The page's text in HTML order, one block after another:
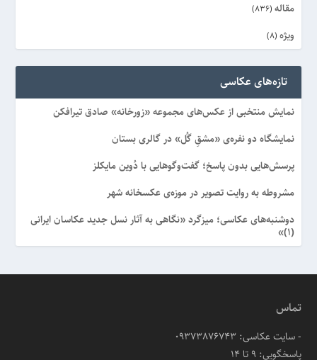
مقاله (836)
ویژه (8)
تازه‌های عکاسی
نمایش منتخبی از عکس‌های مجموعه «زورخانه» صادق تیرافکن
نمایشگاه دو نفره‌ی «مشقِ گُل» در گالری بستان
پرسش‌هایی بدون پاسخ؛ گفت‌وگوهایی با دُوین مایکلز
مشروطه به روایت تصویر در موزه‌ی عکسخانه شهر
دوشنبه‌های عکاسی؛ میزگرد «نگاهی به آثار نسل جدید عکاسان ایرانی
(۱)»
تماس
- سایت عکاسی: 09373876743
پاسخگویی: ۹ تا ۱۴